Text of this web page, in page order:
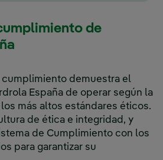
de
cumplimiento demuestra el
España de operar según la
más altos estándares éticos.
de ética e integridad, y
de Cumplimiento con los
para garantizar su